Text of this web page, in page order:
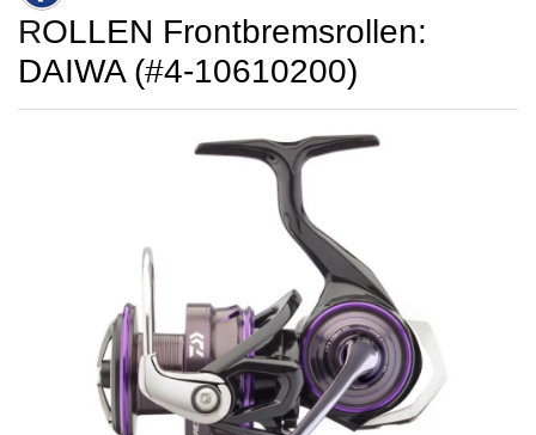
ROLLEN Frontbremsrollen:
DAIWA (#4-10610200)